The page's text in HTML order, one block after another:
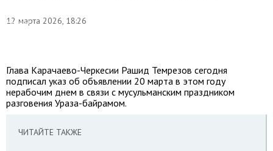
12 марта 2026, 18:26
Фото:
Михаил
Глава Карачаево-Черкесии Рашид Темрезов сегодня
подписал указ об объявлении 20 марта в этом году
нерабочим днем в связи с мусульманским праздником
разговения Ураза-байрамом.
ЧИТАЙТЕ ТАКЖЕ